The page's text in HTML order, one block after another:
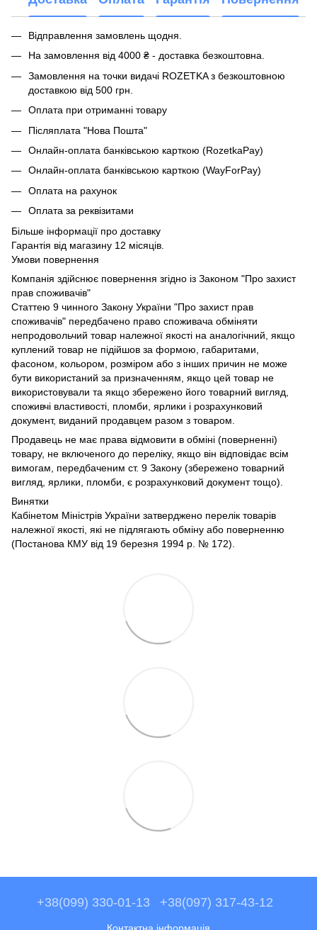
Відправлення замовлень щодня.
На замовлення від 4000 ₴ - доставка безкоштовна.
Замовлення на точки видачі ROZETKA з безкоштовною
доставкою від 500 грн.
Оплата при отриманні товару
Післяплата "Нова Пошта"
Онлайн-оплата банківською карткою (RozetkaPay)
Онлайн-оплата банківською карткою (WayForPay)
Оплата на рахунок
Оплата за реквізитами
Більше інформації про доставку
Гарантія від магазину 12 місяців.
Умови повернення
Компанія здійснює повернення згідно із Законом "Про захист
прав споживачів"
Статтею 9 чинного Закону України "Про захист прав
споживачів" передбачено право споживача обміняти
непродовольчий товар належної якості на аналогічний, якщо
куплений товар не підійшов за формою, габаритами,
фасоном, кольором, розміром або з інших причин не може
бути використаний за призначенням, якщо цей товар не
використовували та якщо збережено його товарний вигляд,
споживчі властивості, пломби, ярлики і розрахунковий
документ, виданий продавцем разом з товаром.
Продавець не має права відмовити в обміні (поверненні)
товару, не включеного до переліку, якщо він відповідає всім
вимогам, передбаченим ст. 9 Закону (збережено товарний
вигляд, ярлики, пломби, є розрахунковий документ тощо).
Винятки
Кабінетом Міністрів України затверджено перелік товарів
належної якості, які не підлягають обміну або поверненню
(Постанова КМУ від 19 березня 1994 р. № 172).
+38(099) 330-01-13 +38(097) 317-43-12
Контактна інформація